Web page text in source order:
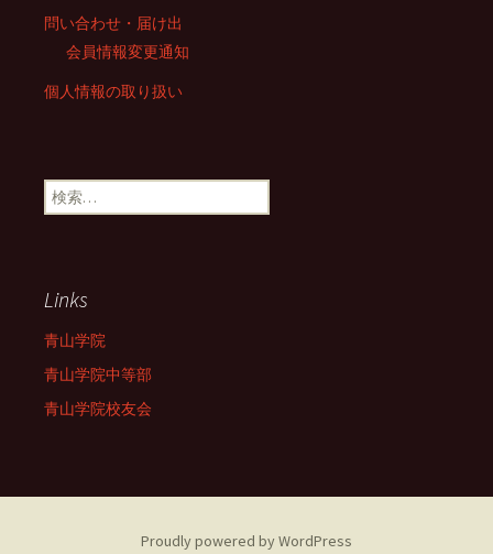
問い合わせ・届け出
会員情報変更通知
個人情報の取り扱い
検
索:
Links
青山学院
青山学院中等部
青山学院校友会
Proudly powered by WordPress